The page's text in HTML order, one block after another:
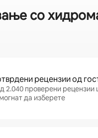
со
рецензии од
2.040 проверени рецензии
да изберете